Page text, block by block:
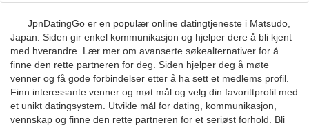
JpnDatingGo er en populær online datingtjeneste i Matsudo,
Japan. Siden gir enkel kommunikasjon og hjelper dere å bli kjent
med hverandre. Lær mer om avanserte søkealternativer for å
finne den rette partneren for deg. Siden hjelper deg å møte
venner og få gode forbindelser etter å ha sett et medlems profil.
Finn interessante venner og møt mål og velg din favorittprofil med
et unikt datingsystem. Utvikle mål for dating, kommunikasjon,
vennskap og finne den rette partneren for et seriøst forhold. Bli